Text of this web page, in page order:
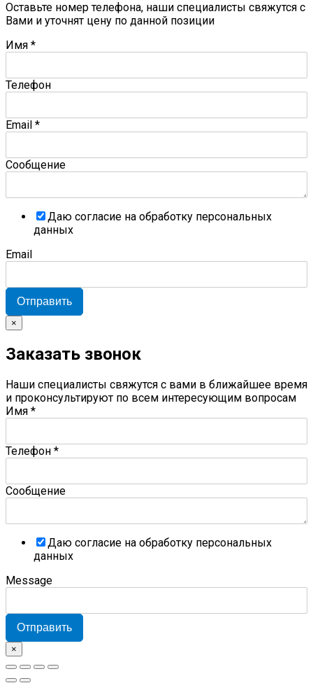
Оставьте номер телефона, наши специалисты свяжутся с
Вами и уточнят цену по данной позиции
Имя *
Телефон
Email *
Сообщение
Даю согласие на обработку персональных
данных
Email
Отправить
×
Заказать звонок
Наши специалисты свяжутся с вами в ближайшее время
и проконсультируют по всем интересующим вопросам
Имя *
Телефон *
Сообщение
Даю согласие на обработку персональных
данных
Message
Отправить
×